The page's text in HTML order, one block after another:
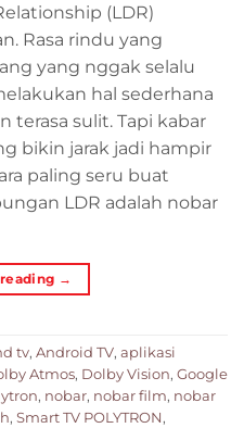
(LDR)
Rasa rindu yang
yang nggak selalu
hal sederhana
terasa sulit. Tapi kabar
bikin jarak jadi hampir
paling seru buat
LDR adalah nobar
→
tv, Android TV, aplikasi
Atmos, Dolby Vision, Google
, nobar, nobar film, nobar
, Smart TV POLYTRON,